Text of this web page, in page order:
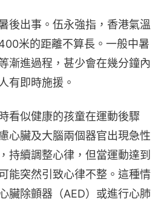
後出事。伍永強指，香港氣溫
米的距離不算長。一般中暑
漸進過程，甚少會在幾分鐘內
有即時施援。
看似健康的孩童在運動後驟
心臟及大腦兩個器官出現急性
持續調整心律，但當運動達到
能突然引致心律不整。這種情
臟除顫器（AED）或進行心肺